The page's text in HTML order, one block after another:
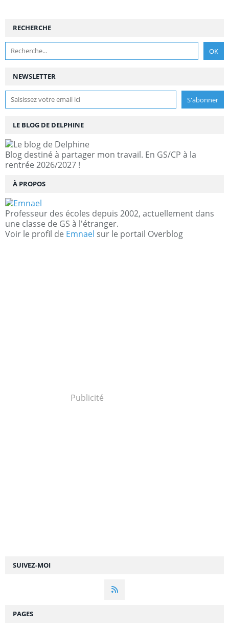
NEWSLETTER
SUIVEZ-MOI
RECHERCHE
LE BLOG DE DELPHINE
Blog destiné à partager mon travail. En GS/CP à la
rentrée 2026/2027 !
À PROPOS
Professeur des écoles depuis 2002, actuellement dans
une classe de GS à l'étranger.
Voir le profil de Emnael sur le portail Overblog
Publicité
PAGES